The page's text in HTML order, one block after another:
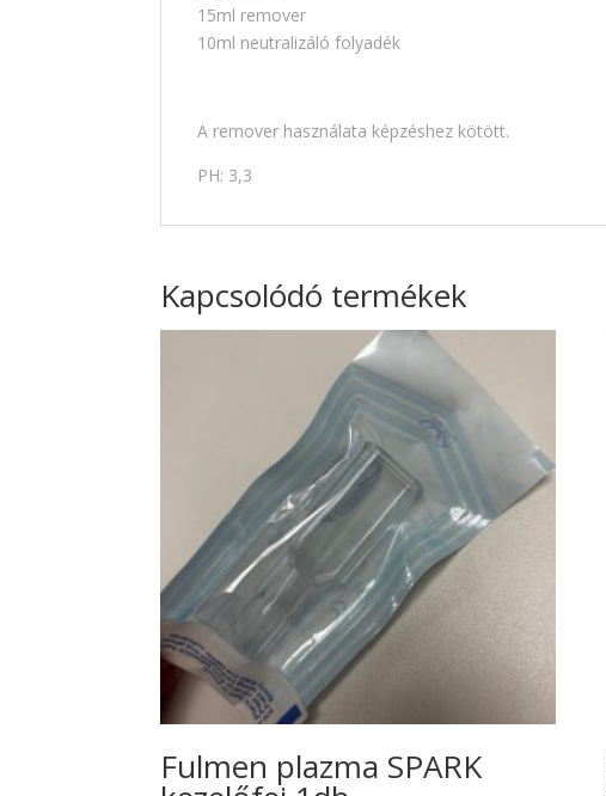
15ml remover
10ml neutralizáló folyadék
A remover használata képzéshez kötött.
PH: 3,3
Kapcsolódó termékek
Fulmen plazma SPARK